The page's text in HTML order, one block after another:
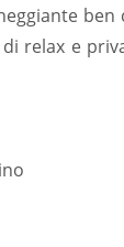
ben
relax e